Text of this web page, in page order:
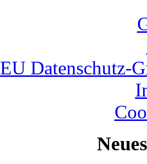
EU Datenschutz-